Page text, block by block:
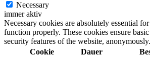
Necessary
immer aktiv
Necessary cookies are absolutely essential
function properly. These cookies ensure
security features of the website, anonymously.
Cookie
Dauer